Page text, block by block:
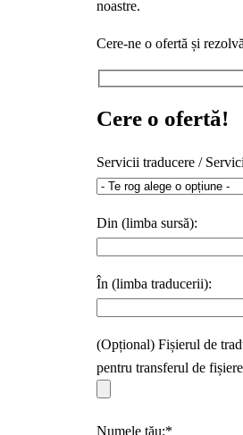
noastre.
Cere-ne o ofertă și
Cere o ofertă!
Servicii traducere /
Din (limba sursă):
În (limba traducerii):
(Opțional) Fișierul de
pentru transferul de
Numele tău:*